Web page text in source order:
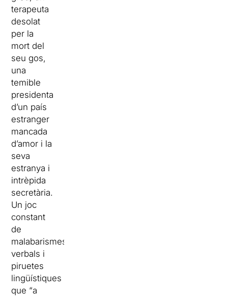
terapeuta
desolat
per la
mort del
seu gos,
una
temible
presidenta
d’un país
estranger
mancada
d’amor i la
seva
estranya i
intrèpida
secretària.
Un joc
constant
de
malabarismes
verbals i
piruetes
lingüístiques
que “a